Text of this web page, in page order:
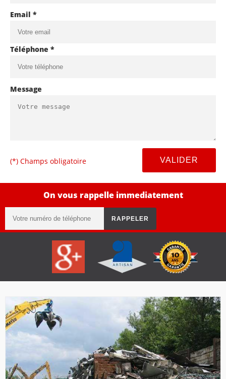
Email *
Téléphone *
Message
(*) Champs obligatoire
On vous rappelle immediatement